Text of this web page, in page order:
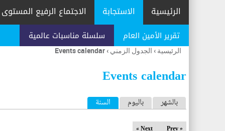
الرئيسية الاستجابة
تقرير الأمين العام سلسلة مناسبات عالمية
الاجتماع الرفيع المستوى
أنت
هنا
الرئيسية › الجدول الزمني ›
Events calendar
Events calendar
ا
ل
بالشهر باليوم السنة (علامة التبويب النشطة)